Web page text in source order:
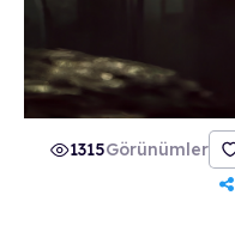
1315Görünümler